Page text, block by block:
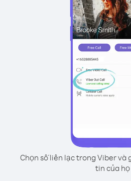
Chọn số liên lạc trong Viber và
tin của họ